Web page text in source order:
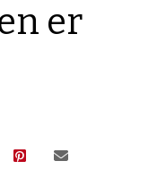
er